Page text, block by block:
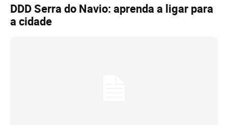
DDD Serra do Navio: aprenda a ligar para
a cidade